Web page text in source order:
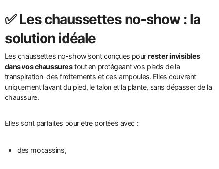
✅ Les chaussettes no-show : la
solution idéale
Les chaussettes no-show sont conçues pourrester invisibles
dans vos chaussurestout en protégeant vos pieds de la
transpiration, des frottements et des ampoules. Elles couvrent
uniquement l’avant du pied, le talon et la plante, sans dépasser de la
chaussure.
Elles sont parfaites pour être portées avec :
des mocassins,